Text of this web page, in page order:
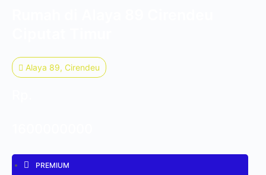
Alaya 89, Cirendeu
PREMIUM